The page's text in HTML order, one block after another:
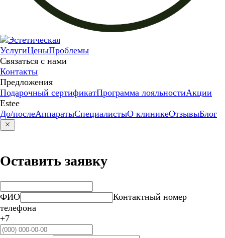
УслугиЦеныПроблемы
Связаться с нами
Контакты
Предложения
Подарочный сертификатПрограмма лояльностиАкции
Estee
До/послеАппаратыСпециалистыО клиникеОтзывыБлог
Оставить заявку
ФИО
Контактный номер
телефона
+7